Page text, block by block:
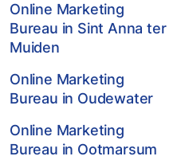
Online Marketing
Bureau in Sint Anna ter
Muiden
Online Marketing
Bureau in Oudewater
Online Marketing
Bureau in Ootmarsum